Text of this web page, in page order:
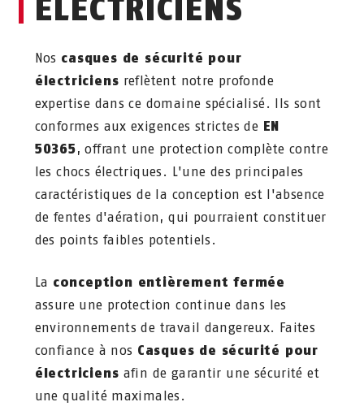
ÉLECTRICIENS
Nos casques de sécurité pour
électriciens reflètent notre profonde
expertise dans ce domaine spécialisé. Ils sont
conformes aux exigences strictes de EN
50365, offrant une protection complète contre
les chocs électriques. L'une des principales
caractéristiques de la conception est l'absence
de fentes d'aération, qui pourraient constituer
des points faibles potentiels.
La conception entièrement fermée
assure une protection continue dans les
environnements de travail dangereux. Faites
confiance à nos Casques de sécurité pour
électriciens afin de garantir une sécurité et
une qualité maximales.